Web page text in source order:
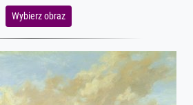
Wybierz obraz